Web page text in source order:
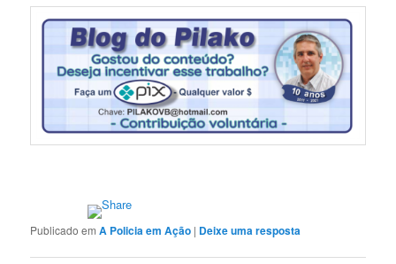
Publicado em A Policia em Ação | Deixe uma resposta